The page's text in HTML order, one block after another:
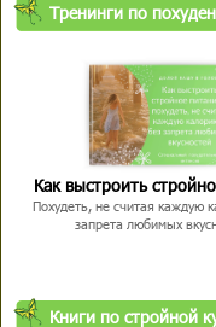
Тренинги по
Как выстроить
Похудеть, не считая каждую
запрета любимых
Книги по стройной